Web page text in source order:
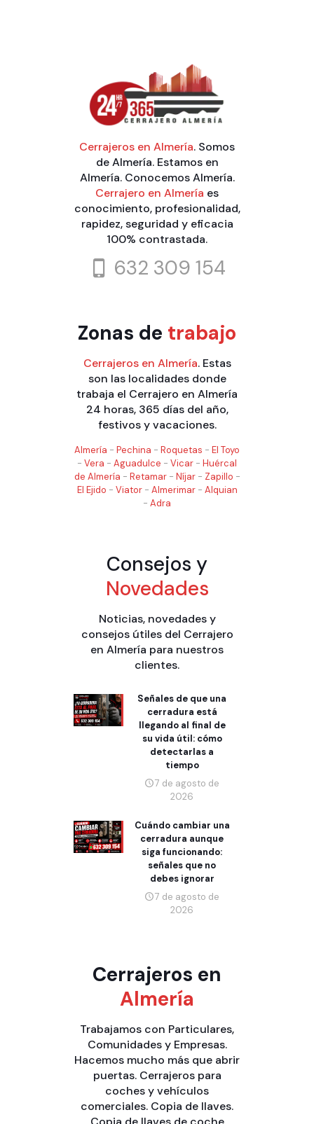
Cerrajeros en Almería. Somos
de Almería. Estamos en
Almería. Conocemos Almería.
Cerrajero en Almería es
conocimiento, profesionalidad,
rapidez, seguridad y eficacia
100% contrastada.
632 309 154
Zonas de trabajo
Cerrajeros en Almería. Estas
son las localidades donde
trabaja el Cerrajero en Almería
24 horas, 365 días del año,
festivos y vacaciones.
Almería - Pechina - Roquetas - El Toyo
- Vera - Aguadulce - Vicar - Huércal
de Almería - Retamar- Níjar- Zapillo -
El Ejido - Viator- Almerimar- Alquian
- Adra
Consejos y
Novedades
Noticias, novedades y
consejos útiles del Cerrajero
en Almería para nuestros
clientes.
Señales de que una
cerradura está
llegando al final de
su vida útil: cómo
detectarlas a
tiempo
7 de agosto de
2026
Cuándo cambiar una
cerradura aunque
siga funcionando:
señales que no
debes ignorar
7 de agosto de
2026
Cerrajeros en
Almería
Trabajamos con Particulares,
Comunidadesy Empresas.
Hacemos mucho más que abrir
puertas. Cerrajeros para
coches y vehículos
comerciales. Copia de llaves.